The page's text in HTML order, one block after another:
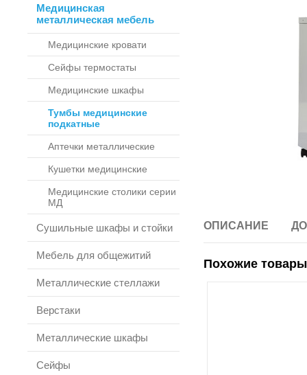
Медицинская
металлическая мебель
Медицинские кровати
Сейфы термостаты
Медицинские шкафы
Тумбы медицинские
подкатные
Аптечки металлические
Кушетки медицинские
Медицинские столики серии
МД
Сушильные шкафы и стойки
Мебель для общежитий
Металлические стеллажи
Верстаки
Металлические шкафы
Сейфы
ОПИСАНИЕ
Похожие